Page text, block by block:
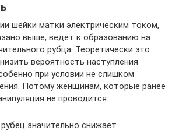
шейки матки электрическим током,
выше, ведет к образованию на
рубца. Теоретически это
вероятность наступления
при условии не слишком
Потому женщинам, которые ранее
не проводится.
значительно снижает